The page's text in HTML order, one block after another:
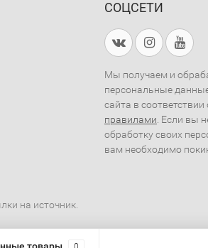
СОЦСЕТИ
Мы получаем и
персональные
сайта в соответствии
правилами . Если вы
обработку своих
вам необходимо
на источник.